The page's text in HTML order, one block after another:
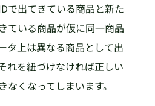
で出てきている商品と新た
ている商品が仮に同一商品
タ上は異なる商品として出
れを紐づけなければ正しい
くなってしまいます。